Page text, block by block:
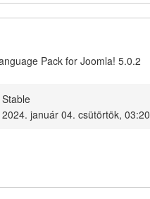
Pack for Joomla! 5.0.2
Stable
2024. január 04. csütörtök, 03:20